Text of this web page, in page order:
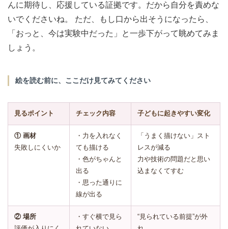
んに期待し、応援している証拠です。だから自分を責めな
いでくださいね。 ただ、もし口から出そうになったら、
「おっと、今は実験中だった」と一歩下がって眺めてみま
しょう。
絵を読む前に、ここだけ見てみてください
見るポイント チェック内容 子どもに起きやすい変化
① 画材
失敗しにくいか
・力を入れなく
ても描ける
・色がちゃんと
出る
・思った通りに
線が出る
「うまく描けない」スト
レスが減る
力や技術の問題だと思い
込まなくてすむ
② 場所
・すぐ横で見ら
“見られている前提”が外